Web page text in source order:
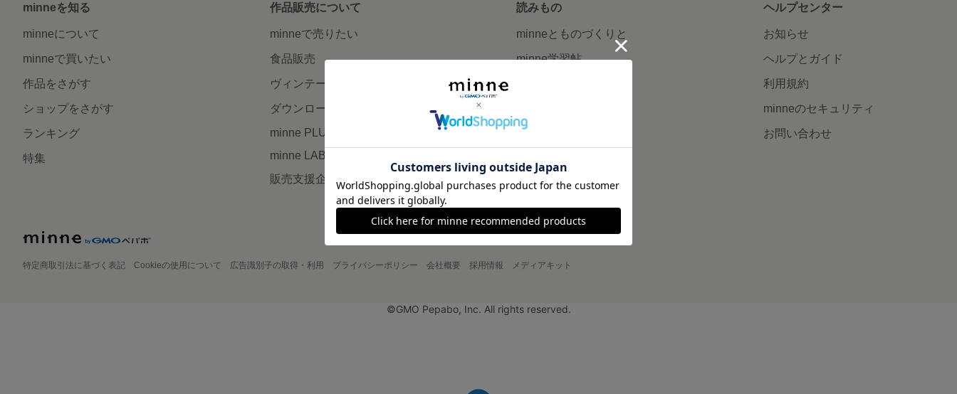
minneを知る
minneについて
minneで買いたい
作品をさがす
ショップをさがす
ランキング
特集
作品販売について
minneで売りたい
食品販売
ヴィンテージ販売
ダウンロード販売
minne PLUS
minne LAB
販売支援企画・イベント
読みもの
minneとものづくりと
minne学習帖
広告出稿について
ヘルプセンター
お知らせ
ヘルプとガイド
利用規約
minneのセキュリティ
お問い合わせ
特定商取引法に基づく表記 Cookieの使用について 広告識別子の取得・利用 プライバシーポリシー 会社概要 採用情報 メディアキット
©GMO Pepabo, Inc. All rights reserved.